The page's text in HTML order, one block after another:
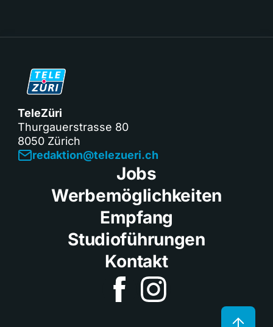
TeleZüri
Thurgauerstrasse 80
8050 Zürich
redaktion@telezueri.ch
Jobs
Werbemöglichkeiten
Empfang
Studioführungen
Kontakt